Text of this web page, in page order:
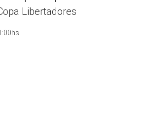
Libertadores